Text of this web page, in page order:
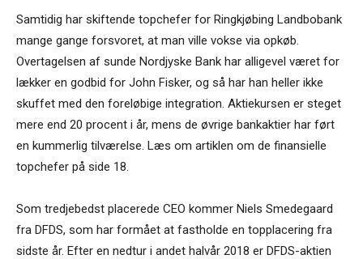
Samtidig har skiftende topchefer for Ringkjøbing Landbobank
mange gange forsvoret, at man ville vokse via opkøb.
Overtagelsen af sunde Nordjyske Bank har alligevel været for
lækker en godbid for John Fisker, og så har han heller ikke
skuffet med den foreløbige integration. Aktiekursen er steget
mere end 20 procent i år, mens de øvrige bankaktier har ført
en kummerlig tilværelse. Læs om artiklen om de finansielle
topchefer på side 18.
Som tredjebedst placerede CEO kommer Niels Smedegaard
fra DFDS, som har formået at fastholde en topplacering fra
sidste år. Efter en nedtur i andet halvår 2018 er DFDS-aktien